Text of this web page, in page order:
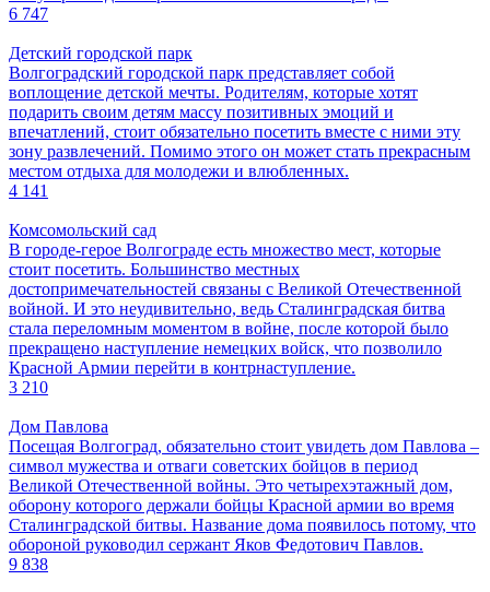
6 747
Детский городской парк
Волгоградский городской парк представляет собой
воплощение детской мечты. Родителям, которые хотят
подарить своим детям массу позитивных эмоций и
впечатлений, стоит обязательно посетить вместе с ними эту
зону развлечений. Помимо этого он может стать прекрасным
местом отдыха для молодежи и влюбленных.
4 141
Комсомольский сад
В городе-герое Волгограде есть множество мест, которые
стоит посетить. Большинство местных
достопримечательностей связаны с Великой Отечественной
войной. И это неудивительно, ведь Сталинградская битва
стала переломным моментом в войне, после которой было
прекращено наступление немецких войск, что позволило
Красной Армии перейти в контрнаступление.
3 210
Дом Павлова
Посещая Волгоград, обязательно стоит увидеть дом Павлова –
символ мужества и отваги советских бойцов в период
Великой Отечественной войны. Это четырехэтажный дом,
оборону которого держали бойцы Красной армии во время
Сталинградской битвы. Название дома появилось потому, что
обороной руководил сержант Яков Федотович Павлов.
9 838